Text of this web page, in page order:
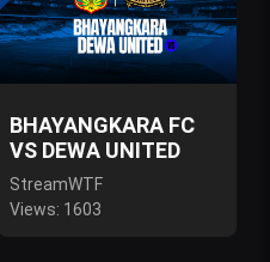
BHAYANGKARA FC
VS DEWA UNITED
StreamWTF
Views: 1603